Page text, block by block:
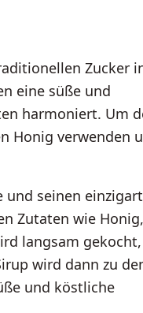
Zucker
eine süße und
harmoniert. Um
Honig verwenden
und seinen
Zutaten wie Honig,
langsam
wird dann zu
und köstliche